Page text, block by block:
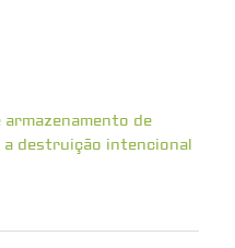
de
destruição intencional